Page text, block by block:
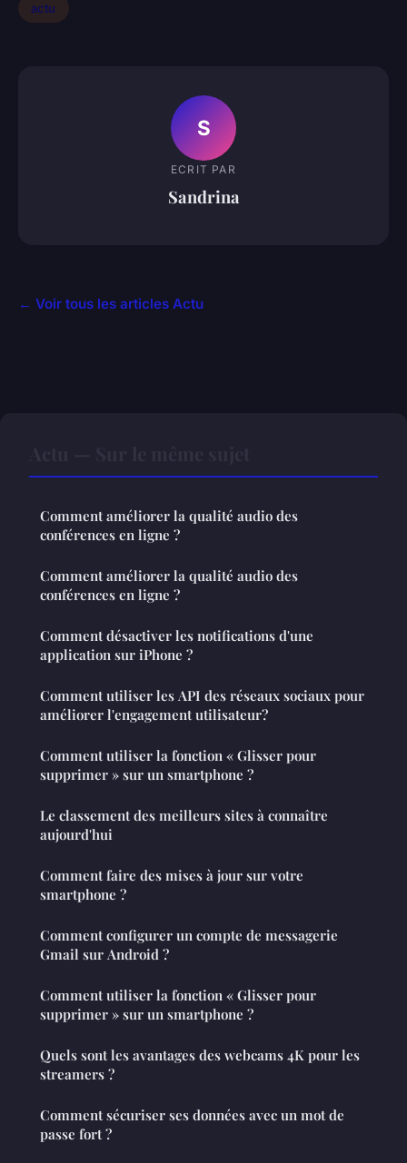
actu
S
ECRIT PAR
Sandrina
← Voir tous les articles Actu
Comment améliorer la qualité audio des
conférences en ligne ?
Comment améliorer la qualité audio des
conférences en ligne ?
Comment désactiver les notifications d'une
application sur iPhone ?
Comment utiliser les API des réseaux sociaux pour
améliorer l'engagement utilisateur?
Comment utiliser la fonction « Glisser pour
supprimer » sur un smartphone ?
Le classement des meilleurs sites à connaître
aujourd'hui
Comment faire des mises à jour sur votre
smartphone ?
Comment configurer un compte de messagerie
Gmail sur Android ?
Comment utiliser la fonction « Glisser pour
supprimer » sur un smartphone ?
Quels sont les avantages des webcams 4K pour les
streamers ?
Comment sécuriser ses données avec un mot de
passe fort ?